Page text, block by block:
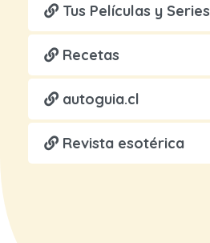
Tus Películas y Series
Recetas
autoguia.cl
Revista esotérica